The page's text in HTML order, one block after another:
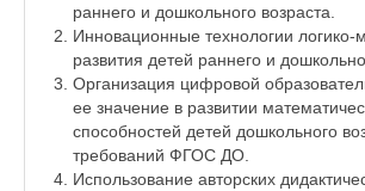
раннего и дошкольного возраста.
Инновационные технологии логико-
развития детей раннего и
Организация цифровой
ее значение в развитии
способностей детей дошкольного
требований ФГОС ДО.
Использование авторских